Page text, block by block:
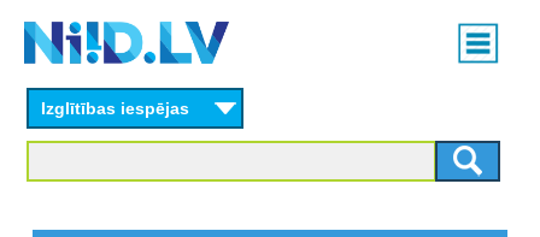
content
Main
menu
Izglītības iespējas